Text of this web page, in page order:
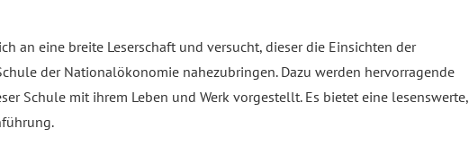
an eine breite Leserschaft und versucht, dieser die Einsichten der
der Nationalökonomie nahezubringen. Dazu werden hervorragende
Schule mit ihrem Leben und Werk vorgestellt. Es bietet eine lesenswerte,